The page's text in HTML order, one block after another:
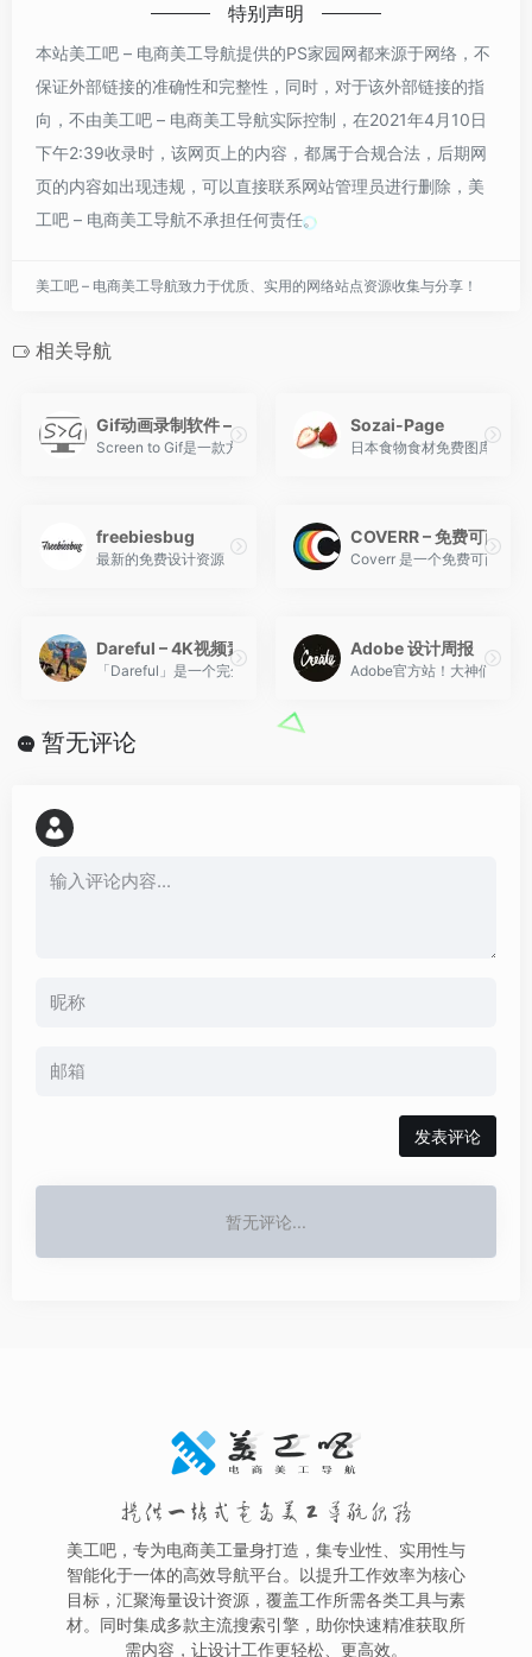
特别声明
本站美工吧 – 电商美工导航提供的PS家园网都来源于网络，不
保证外部链接的准确性和完整性，同时，对于该外部链接的指
向，不由美工吧 – 电商美工导航实际控制，在2021年4月10日
下午2:39收录时，该网页上的内容，都属于合规合法，后期网
页的内容如出现违规，可以直接联系网站管理员进行删除，美
工吧 – 电商美工导航不承担任何责任。
美工吧 – 电商美工导航致力于优质、实用的网络站点资源收集与分享！
相关导航
Gif动画录制软件 – ScreenToGif
Screen to Gif是一款方便可靠的gif动画录制软件，可以用来快速录
Sozai-Page
日本食物食材免费图库，纯
freebiesbug
最新的免费设计资源
COVERR – 免费可商用
Coverr 是一个免费可商用
Dareful – 4K视频素材免费商用
「Dareful」是一个完全以提供免费4K影片的影音素材库，收录大
Adobe 设计周报
Adobe官方站！大神们通过
暂无评论
发表评论
暂无评论...
提供一站式电商美工导航服务
美工吧，专为电商美工量身打造，集专业性、实用性与
智能化于一体的高效导航平台。以提升工作效率为核心
目标，汇聚海量设计资源，覆盖工作所需各类工具与素
材。同时集成多款主流搜索引擎，助你快速精准获取所
需内容，让设计工作更轻松、更高效。